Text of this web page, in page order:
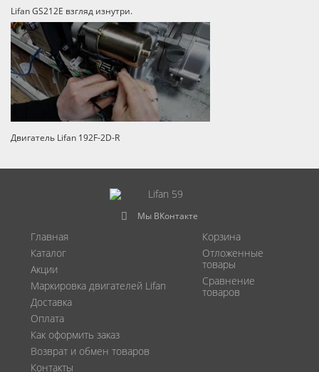
Lifan GS212E взгляд изнутри.
Двигатель Lifan 192F-2D-R
Мы ВКонтакте
Главная
Каталог
Акции
Маркировка двигателей Lifan
Доставка
Оплата
Как оформить заказ
Возврат и обмен товаров
Контакты
Корзина
Отложенные
товары
Сравнение
товаров